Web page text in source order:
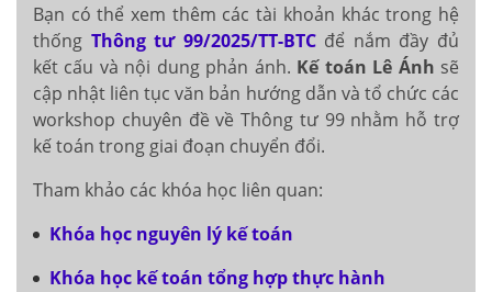
Bạn có thể xem thêm các tài khoản khác trong hệ
thống Thông tư 99/2025/TT-BTCđể nắm đầy đủ
kết cấu và nội dung phản ánh. Kế toán Lê Ánh sẽ
cập nhật liên tục văn bản hướng dẫn và tổ chức các
workshop chuyên đề về Thông tư 99 nhằm hỗ trợ
kế toán trong giai đoạn chuyển đổi.
Tham khảo các khóa học liên quan:
Khóa học nguyên lý kế toán
Khóa học kế toán tổng hợp thực hành